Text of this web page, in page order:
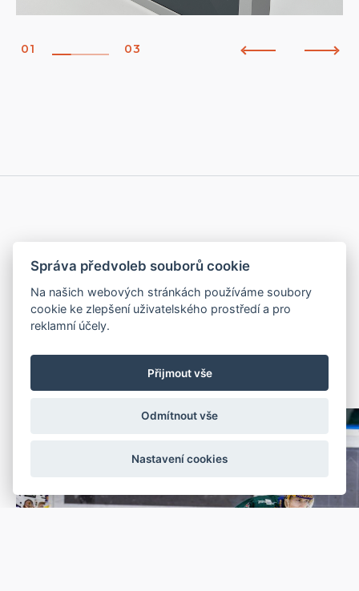
01 03
DALŠÍ NOVINKY
Načerpejte
inspiraci
Správa předvoleb souborů cookie
Na našich webových stránkách používáme soubory
cookie ke zlepšení uživatelského prostředí a pro
reklamní účely.
Přijmout vše
Odmítnout vše
Nastavení cookies